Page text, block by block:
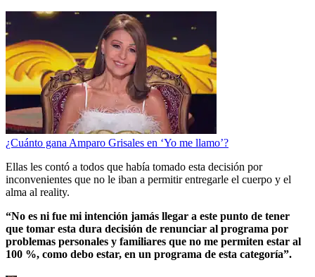
¿Cuánto gana Amparo Grisales en ‘Yo me llamo’?
Ellas les contó a todos que había tomado esta decisión por
inconvenientes que no le iban a permitir entregarle el cuerpo y el
alma al reality.
“No es ni fue mi intención jamás llegar a este punto de tener
que tomar esta dura decisión de renunciar al programa por
problemas personales y familiares que no me permiten estar al
100 %, como debo estar, en un programa de esta categoría”.